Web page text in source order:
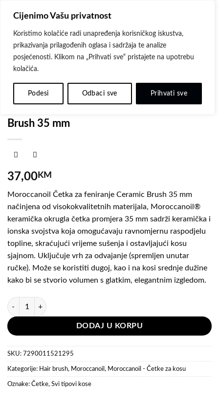
Cijenimo Vašu privatnost
Koristimo kolačiće radi unapređenja korisničkog iskustva,
prikazivanja prilagođenih oglasa i sadržaja te analize
posjećenosti. Klikom na „Prihvati sve“ pristajete na upotrebu
kolačića.
Podesi Odbaci sve Prihvati sve
content
Dodaj
listu
Brush 35 mm
37,00KM
Moroccanoil Četka za feniranje Ceramic Brush 35 mm
načinjena od visokokvalitetnih materijala, Moroccanoil®
keramička okrugla četka promjera 35 mm sadrži keramička i
ionska svojstva koja omogućavaju ravnomjernu raspodjelu
topline, skraćujući vrijeme sušenja i ostavljajući kosu
sjajnom. Uključuje vrh za odvajanje (spremljen unutar
ručke). Može se koristiti dugoj, kao i na kosi srednje dužine
kako bi se stvorio volumen s glatkim, elegantnim izgledom.
Moroccanoil Četka za feniranje Ceramic Brush 35 mm količina
DODAJ U KORPU
SKU: 7290011521295
Kategorije: Hair brush, Moroccanoil , Moroccanoil - Četke za kosu
Oznake: Četke, Svi tipovi kose